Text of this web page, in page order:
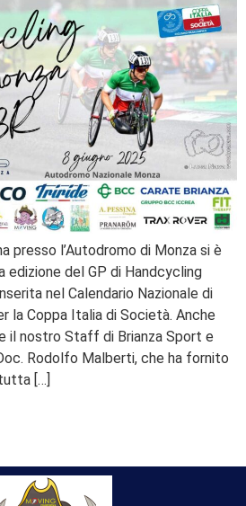
presso l’Autodromo di Monza si è
del GP di Handcycling
nel Calendario Nazionale di
la Coppa Italia di Società. Anche
il nostro Staff di Brianza Sport e
Rodolfo Malberti, che ha fornito
[…]